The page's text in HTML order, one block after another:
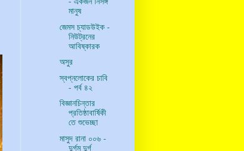
মানুষ
জেমস চ্যাডউইক -
নিউট্রনের
আবিষ্কারক
অসুর
স্বপ্নলোকের চাবি
- পর্ব ৪২
বিজ্ঞানচিন্তার
প্রতিষ্ঠাবার্ষিকী
তে শুভেচ্ছা
মাসুদ রানা ০০৬ -
দুর্গম দুর্গ